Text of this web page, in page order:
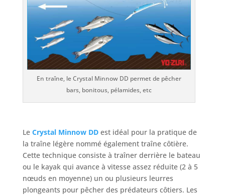
En traîne, le Crystal Minnow DD permet de pêcher
bars, bonitous, pélamides, etc
Le Crystal Minnow DDest idéal pour la pratique de
la traîne légère nommé également traîne côtière.
Cette technique consiste à traîner derrière le bateau
ou le kayak qui avance à vitesse assez réduite (2 à 5
nœuds en moyenne) un ou plusieurs leurres
plongeants pour pêcher des prédateurs côtiers. Les